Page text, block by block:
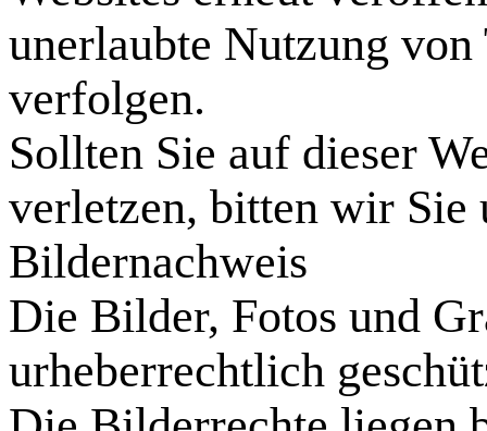
unerlaubte Nutzung
verfolgen.
Sollten Sie auf dieser
verletzen, bitten wir Sie
Bildernachweis
Die Bilder, Fotos und
urheberrechtlich